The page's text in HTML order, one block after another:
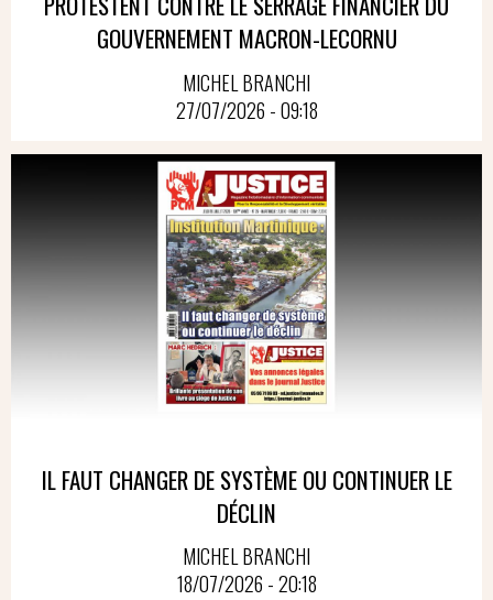
GOUVERNEMENT MACRON-LECORNU
MICHEL BRANCHI
27/07/2026 - 09:18
IL FAUT CHANGER DE SYSTÈME OU CONTINUER LE
DÉCLIN
MICHEL BRANCHI
18/07/2026 - 20:18